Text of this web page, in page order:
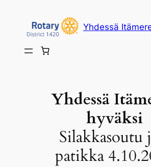
sisältöön
Yhdessä
Yhdessä
hyväksi
Silakkasoutu
patikka